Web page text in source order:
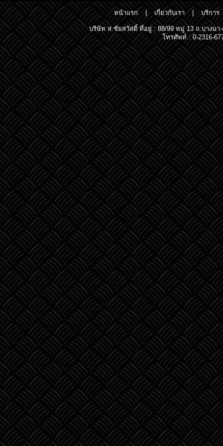
หน้าแรก | เกี่ยวกับเรา | บริการ
บริษัท ส.ชัยสวัสดิ์ ที่อยู่ : 88/99 หมู่ 13 ถ.บางนา
โทรศัพท์ : 0-2316-